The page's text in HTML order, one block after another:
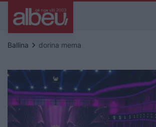
Ballina keyboard_arrow_right dorina mema